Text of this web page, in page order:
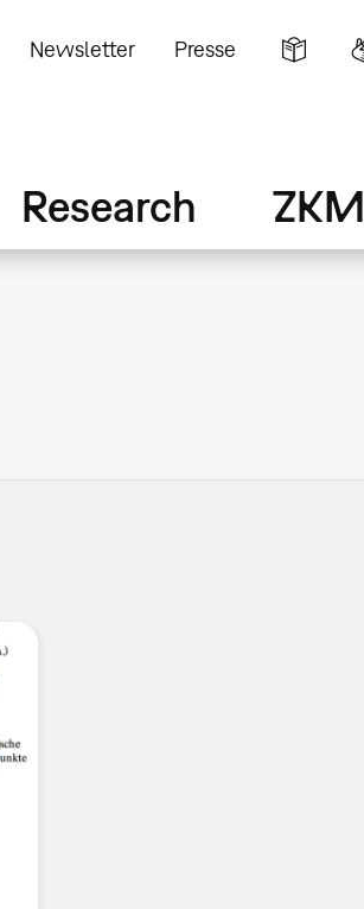
Newsletter Presse
Research ZKM